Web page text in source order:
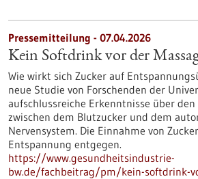
Pressemitteilung - 07.04.2026
Kein Softdrink vor der
Wie wirkt sich Zucker auf
neue Studie von Forschenden der
aufschlussreiche Erkenntnisse über
zwischen dem Blutzucker und dem
Nervensystem. Die Einnahme von
Entspannung entgegen.
https://www.gesundheitsindustrie-
bw.de/fachbeitrag/pm/kein-softdrink-